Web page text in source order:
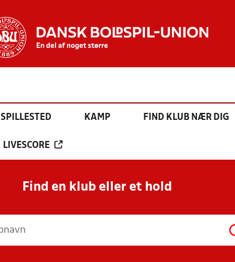
SPILLESTED KAMP FIND KLUB NÆR DIG
LIVESCORE
Find en klub eller et hold